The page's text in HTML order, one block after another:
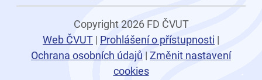
Copyright 2026 FD ČVUT
Web ČVUT | Prohlášení o přístupnosti |
Ochrana osobních údajů | Změnit nastavení
cookies